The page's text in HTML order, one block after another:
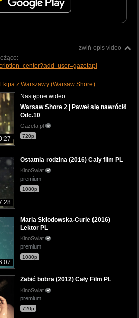
zwiń opis video
Ekipa z Warszawy (Warsaw Shore)
Następne wideo:
Warsaw Shore 2 | Paweł się nawrócił!
Odc.10
Gazeta.pl
720p
Ostatnia rodzina (2016) Cały film PL
KinoSwiat
premium
1080p
Maria Skłodowska-Curie (2016)
Lektor PL
KinoSwiat
premium
1080p
Zabić bobra (2012) Cały Film PL
KinoSwiat
premium
720p